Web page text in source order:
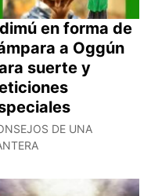
en forma de
a Oggún
suerte y
DE UNA